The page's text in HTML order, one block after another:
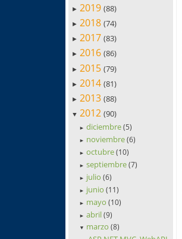
► 2019 (88)
► 2018 (74)
► 2017 (83)
► 2016 (86)
► 2015 (79)
► 2014 (81)
► 2013 (88)
▼ 2012 (90)
► diciembre(5)
► noviembre(6)
► octubre(10)
► septiembre(7)
► julio(6)
► junio(11)
► mayo(10)
► abril(9)
▼ marzo(8)